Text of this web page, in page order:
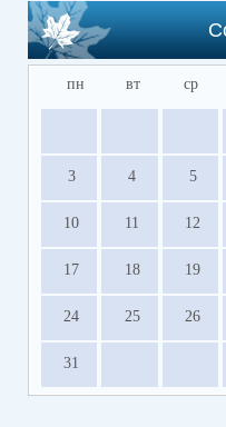
пн вт ср
3 4 5
10 11 12
17 18 19
24 25 26
31